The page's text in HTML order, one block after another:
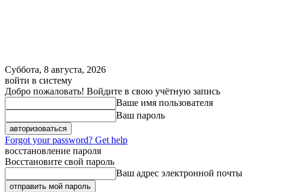
Суббота, 8 августа, 2026
войти в систему
Добро пожаловать! Войдите в свою учётную запись
Ваше имя пользователя
Ваш пароль
Forgot your password? Get help
восстановление пароля
Восстановите свой пароль
Ваш адрес электронной почты